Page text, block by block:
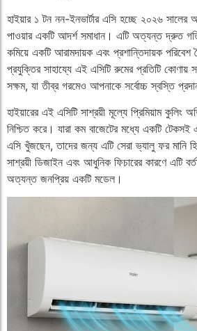
হাইয়ার ১ টন নন-ইনভার্টার এসি হচ্ছে ২০২৬
পাওয়ার একটি আদর্শ সমাধান। এটি অত্যন্ত দ্রুত
কমিয়ে একটি আরামদায়ক এবং প্রশান্তিদায়ক পরিবেশ
প্রযুক্তির সাহায্যে এই এসিটি রুমের প্রতিটি কোণায়
সক্ষম, যা তীব্র গরমেও আপনাকে সর্বোচ্চ স্বস্তি
হাইয়ারের এই এসিটি সাশ্রয়ী মূল্যে প্রিমিয়াম কুলিং
নিশ্চিত করে। যারা কম বাজেটের মধ্যে একটি টেকসই
এসি খুঁজছেন, তাদের জন্য এটি সেরা ভ্যালু ফর মানি
সাশ্রয়ী ডিজাইন এবং আধুনিক ফিচারের কারণে এটি
অত্যন্ত জনপ্রিয় একটি মডেল।